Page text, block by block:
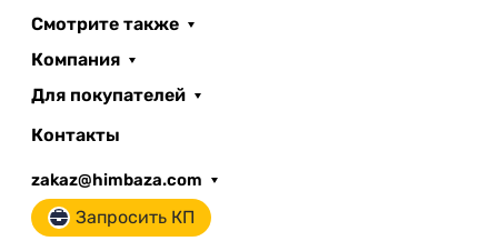
Смотрите также
Компания
Для покупателей
Контакты
zakaz@himbaza.com
Запросить КП